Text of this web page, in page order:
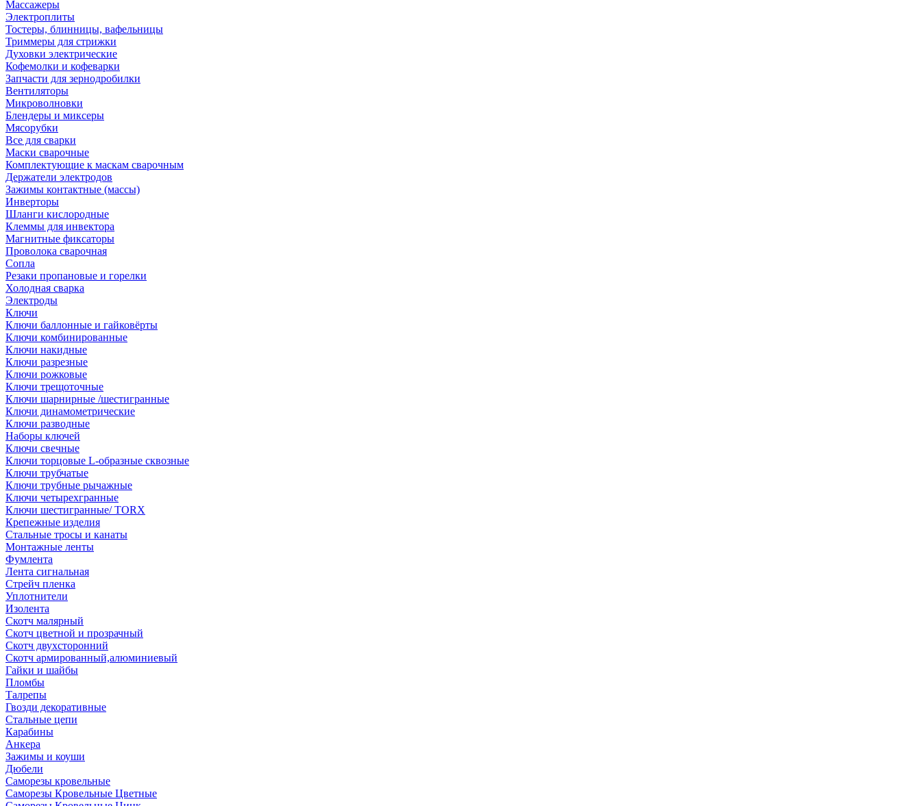
Массажеры
Электроплиты
Тостеры, блинницы, вафельницы
Триммеры для стрижки
Духовки электрические
Кофемолки и кофеварки
Запчасти для зернодробилки
Вентиляторы
Микроволновки
Блендеры и миксеры
Мясорубки
Все для сварки
Маски сварочные
Комплектующие к маскам сварочным
Держатели электродов
Зажимы контактные (массы)
Инверторы
Шланги кислородные
Клеммы для инвектора
Магнитные фиксаторы
Проволока сварочная
Сопла
Резаки пропановые и горелки
Холодная сварка
Электроды
Ключи
Ключи баллонные и гайковёрты
Ключи комбинированные
Ключи накидные
Ключи разрезные
Ключи рожковые
Ключи трещоточные
Ключи шарнирные /шестигранные
Ключи динамометрические
Ключи разводные
Наборы ключей
Ключи свечные
Ключи торцовые L-образные сквозные
Ключи трубчатые
Ключи трубные рычажные
Ключи четырехгранные
Ключи шестигранные/ TORX
Крепежные изделия
Стальные тросы и канаты
Монтажные ленты
Фумлента
Лента сигнальная
Стрейч пленка
Уплотнители
Изолента
Скотч малярный
Скотч цветной и прозрачный
Скотч двухсторонний
Скотч армированный,алюминиевый
Гайки и шайбы
Пломбы
Талрепы
Гвозди декоративные
Стальные цепи
Карабины
Анкера
Зажимы и коуши
Дюбели
Саморезы кровельные
Саморезы Кровельные Цветные